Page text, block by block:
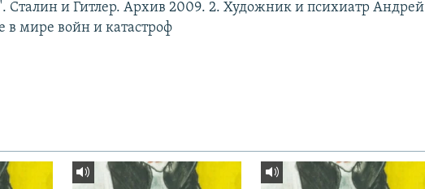
Сталин и Гитлер. Архив 2009. 2. Художник и психиатр Андрей
в мире войн и катастроф